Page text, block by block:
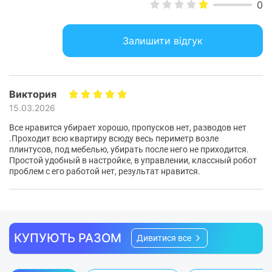
площу та обходити меблі й інші перешкоди без
0
Залишити відгук
Виктория
15.03.2026
Все нравится убирает хорошо, пропусков нет, разводов нет
.Проходит всю квартиру всюду весь периметр возле
плинтусов, под мебелью, убирать после него не приходится.
Простой удобный в настройке, в управлении, классный робот
проблем с его работой нет, результат нравится.
КУПУЮТЬ РАЗОМ Дивитися все